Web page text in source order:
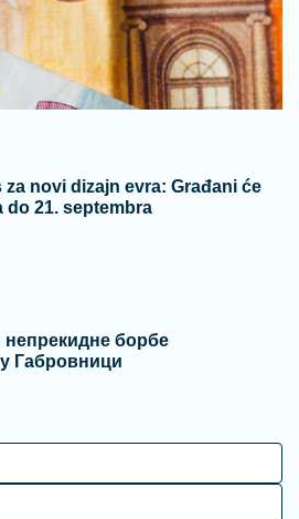
za novi dizajn evra: Građani će
do 21. septembra
непрекидне борбе
Габровници